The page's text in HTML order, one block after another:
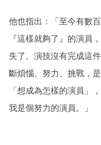
他也指出：「至今有數
『這樣就夠了』的演員
失了。演技沒有完成這
斷煩惱、努力、挑戰，
「想成為怎樣的演員」
我是個努力的演員。」